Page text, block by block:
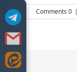
|
0 Comments